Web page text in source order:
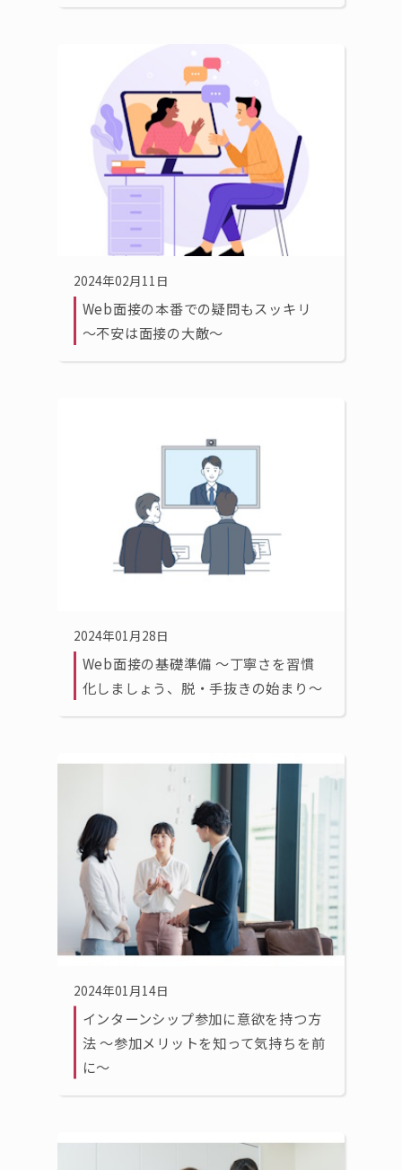
2024年02月11日
Web面接の本番での疑問もスッキリ
～不安は面接の大敵～
2024年01月28日
Web面接の基礎準備 ～丁寧さを習慣
化しましょう、脱・手抜きの始まり～
2024年01月14日
インターンシップ参加に意欲を持つ方
法 〜参加メリットを知って気持ちを前
に〜